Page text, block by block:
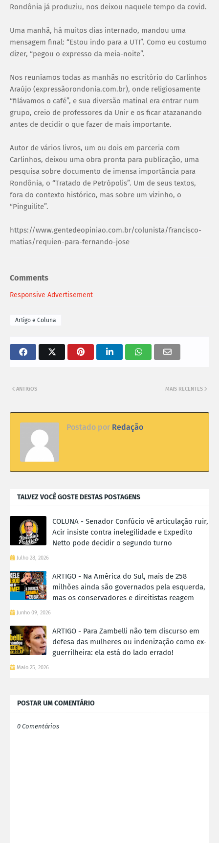
Rondônia já produziu, nos deixou naquele tempo da covid.
Uma manhã, há muitos dias internado, mandou uma
mensagem final: “Estou indo para a UTI”. Como eu costumo
dizer, “pegou o expresso da meia-noite”.
Nos reuníamos todas as manhãs no escritório do Carlinhos
Araújo (expressãorondonia.com.br), onde religiosamente
“filávamos o café”, e sua diversão matinal era entrar num
grupo, creio de professores da Unir e os ficar atazanando
antes de decidir o que fazer de mais importante.
Autor de vários livros, um ou dois em parceria com
Carlinhos, deixou uma obra pronta para publicação, uma
pesquisa sobre documento de imensa importância para
Rondônia, o “Tratado de Petrópolis”. Um de seus textos,
fora do contexto histórico, mas sobre um vizinho, o
“Pinguilite”.
https://www.gentedeopiniao.com.br/colunista/francisco-
matias/requien-para-fernando-jose
Comments
Responsive Advertisement
Artigo e Coluna
MAIS RECENTES
ANTIGOS
Postado por Redação
TALVEZ VOCÊ GOSTE DESTAS POSTAGENS
COLUNA - Senador Confúcio vê articulação ruir,
Acir insiste contra inelegilidade e Expedito
Netto pode decidir o segundo turno
Julho 28, 2026
ARTIGO - Na América do Sul, mais de 258
milhões ainda são governados pela esquerda,
mas os conservadores e direitistas reagem
Junho 09, 2026
ARTIGO - Para Zambelli não tem discurso em
defesa das mulheres ou indenização como ex-
guerrilheira: ela está do lado errado!
Maio 25, 2026
POSTAR UM COMENTÁRIO
0 Comentários